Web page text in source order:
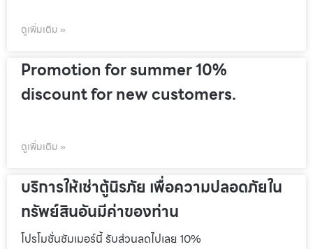
ดูเพิ่มเติม »
Promotion for summer 10%
discount for new customers.
ดูเพิ่มเติม »
บริการให้เช่าตู้นิรภัย เพื่อความปลอดภัยใน
ทรัพย์สินอันมีค่าของท่าน
โปรโมชั่นชัมเมอร์นี้ รับส่วนลดไปเลย 10%